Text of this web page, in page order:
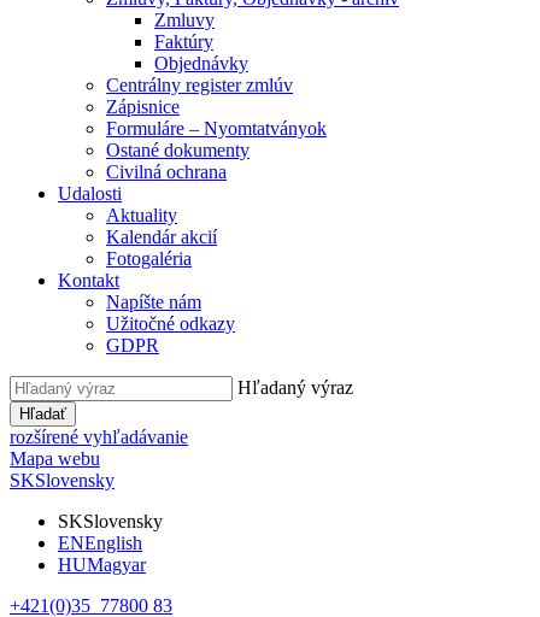
Zmluvy
Faktúry
Objednávky
Centrálny register zmlúv
Zápisnice
Formuláre – Nyomtatványok
Ostané dokumenty
Civilná ochrana
Udalosti
Aktuality
Kalendár akcií
Fotogaléria
Kontakt
Napíšte nám
Užitočné odkazy
GDPR
Hľadaný výraz
Hľadať
rozšírené vyhľadávanie
Mapa webu
SKSlovensky
SKSlovensky
ENEnglish
HUMagyar
+421(0)35 77800 83